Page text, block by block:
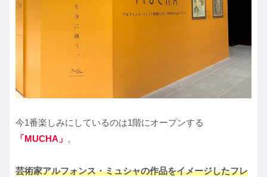
今1番楽しみにしているのは1階にオープンする
「MUCHA」 。
芸術家アルフォンス・ミュシャの作品をイメージしたフレ